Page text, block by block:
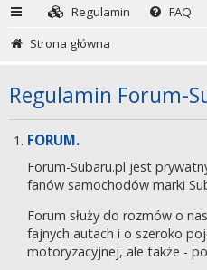
Regulamin
FAQ
Strona główna
Regulamin Forum-
FORUM.
Forum-Subaru.pl jest
fanów samochodów marki
Forum służy do rozmów o
fajnych autach i o szeroko
motoryzacyjnej, ale także -